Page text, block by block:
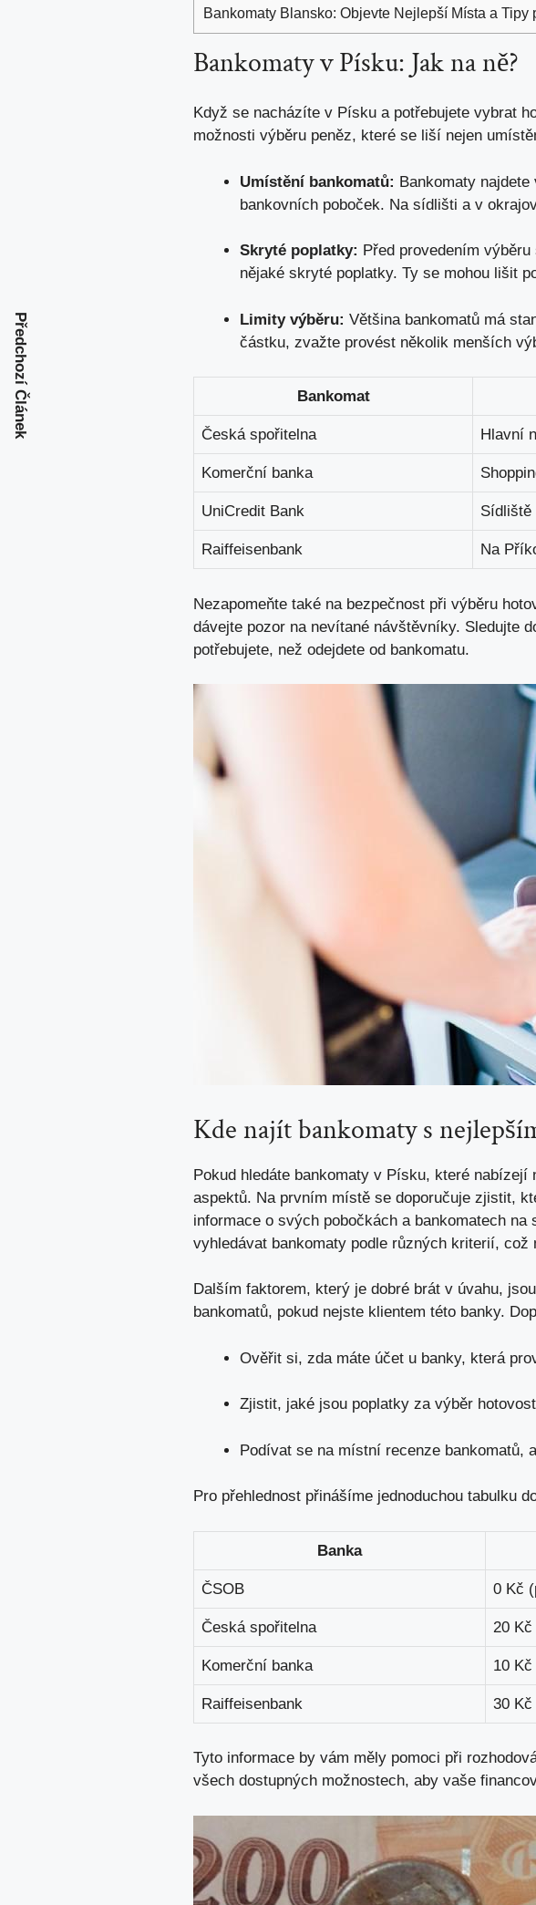
Bankomaty Blansko: Objevte Nejlepší Místa a Tipy
Bankomaty v Písku: Jak na ně?
Když se nacházíte v Písku a potřebujete vybrat
možnosti výběru peněz, které se liší nejen
Umístění bankomatů: Bankomaty
bankovních poboček. Na sídlišti a v
Skryté poplatky: Před provedením
nějaké skryté poplatky. Ty se mohou lišit
Limity výběru: Většina bankomatů má
částku, zvažte provést několik menších
Bankomat
Česká spořitelna Hlavní
Komerční banka
UniCredit Bank Sídliště
Raiffeisenbank Na
Nezapomeňte také na bezpečnost při výběru
dávejte pozor na nevítané návštěvníky. Sledujte
potřebujete, než odejdete od bankomatu.
Kde najít bankomaty s
Pokud hledáte bankomaty v Písku, které
aspektů. Na prvním místě se doporučuje zjistit,
informace o svých pobočkách a bankomatech
vyhledávat bankomaty podle různých kriterií,
Dalším faktorem, který je dobré brát v úvahu, jsou
bankomatů, pokud nejste klientem této banky.
Ověřit si, zda máte účet u banky, která
Zjistit, jaké jsou poplatky za výběr
Podívat se na místní recenze bankomatů,
Pro přehlednost přinášíme jednoduchou tabulku
Banka
ČSOB 0 Kč
Česká spořitelna 20 Kč
Komerční banka 10
Raiffeisenbank 30 Kč
Tyto informace by vám měly pomoci při
všech dostupných možnostech, aby vaše
Předchozí Článek